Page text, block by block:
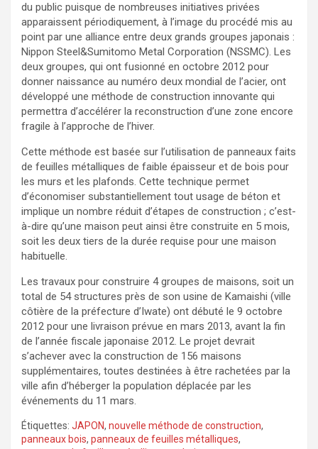
du public puisque de nombreuses initiatives privées
apparaissent périodiquement, à l’image du procédé mis au
point par une alliance entre deux grands groupes japonais :
Nippon Steel&Sumitomo Metal Corporation (NSSMC). Les
deux groupes, qui ont fusionné en octobre 2012 pour
donner naissance au numéro deux mondial de l’acier, ont
développé une méthode de construction innovante qui
permettra d’accélérer la reconstruction d’une zone encore
fragile à l’approche de l’hiver.
Cette méthode est basée sur l’utilisation de panneaux faits
de feuilles métalliques de faible épaisseur et de bois pour
les murs et les plafonds. Cette technique permet
d’économiser substantiellement tout usage de béton et
implique un nombre réduit d’étapes de construction ; c’est-
à-dire qu’une maison peut ainsi être construite en 5 mois,
soit les deux tiers de la durée requise pour une maison
habituelle.
Les travaux pour construire 4 groupes de maisons, soit un
total de 54 structures près de son usine de Kamaishi (ville
côtière de la préfecture d’Iwate) ont débuté le 9 octobre
2012 pour une livraison prévue en mars 2013, avant la fin
de l’année fiscale japonaise 2012. Le projet devrait
s’achever avec la construction de 156 maisons
supplémentaires, toutes destinées à être rachetées par la
ville afin d’héberger la population déplacée par les
événements du 11 mars.
Étiquettes: JAPON, nouvelle méthode de construction,
panneaux bois, panneaux de feuilles métalliques,